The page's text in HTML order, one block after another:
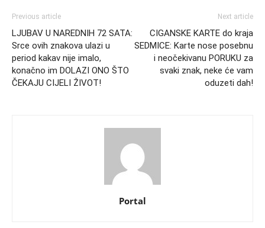
Previous article
LJUBAV U NAREDNIH 72 SATA:
Srce ovih znakova ulazi u
period kakav nije imalo,
konačno im DOLAZI ONO ŠTO
ČEKAJU CIJELI ŽIVOT!
Next article
CIGANSKE KARTE do kraja
SEDMICE: Karte nose posebnu
i neočekivanu PORUKU za
svaki znak, neke će vam
oduzeti dah!
Portal